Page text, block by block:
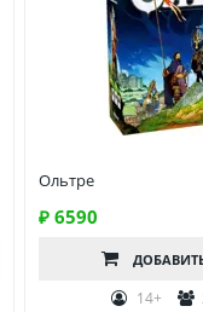
Ольтре
₽ 6590
14+